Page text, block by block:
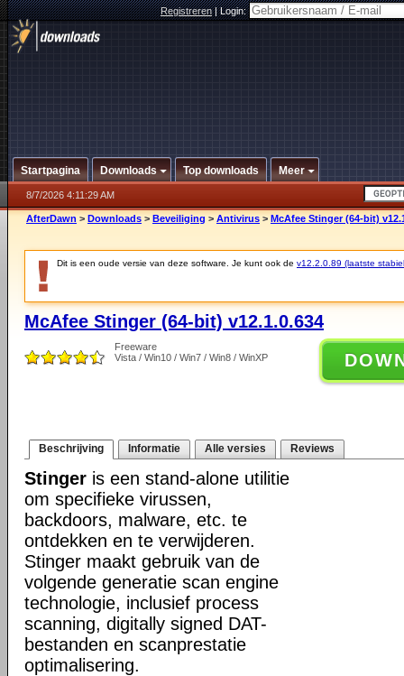
Registreren|Login:
Startpagina Downloads Top downloads Meer
8/7/2026 4:11:29 AM
AfterDawn > Downloads > Beveiliging > Antivirus > McAfee Stinger (64-bit)
Dit is een oude versie van deze software. Je kunt ook de v12.2.0.89 (laatste
McAfee Stinger (64-bit) v12.1.0.634
Freeware
Vista / Win10 / Win7 / Win8 / WinXP
Beschrijving Informatie Alle versies Reviews
Stinger is een stand-alone utilitie
om specifieke virussen,
backdoors, malware, etc. te
ontdekken en te verwijderen.
Stinger maakt gebruik van de
volgende generatie scan engine
technologie, inclusief process
scanning, digitally signed DAT-
bestanden en scanprestatie
optimalisering.